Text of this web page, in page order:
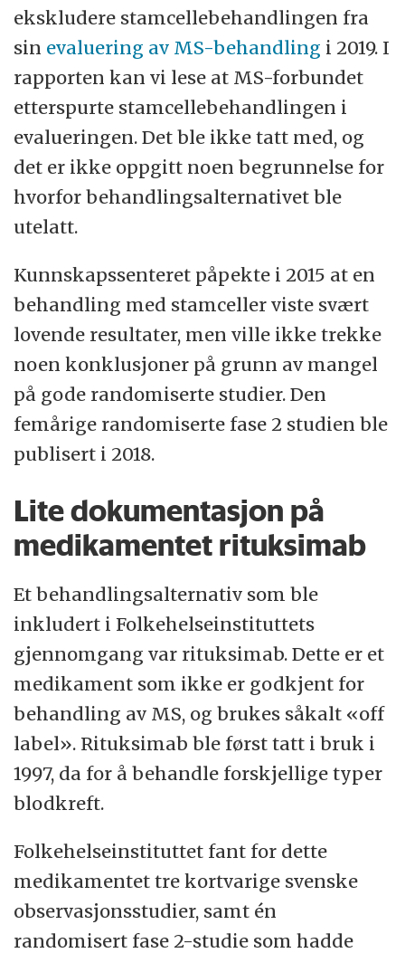
ekskludere stamcellebehandlingen fra
sin evaluering av MS-behandling i 2019. I
rapporten kan vi lese at MS-forbundet
etterspurte stamcellebehandlingen i
evalueringen. Det ble ikke tatt med, og
det er ikke oppgitt noen begrunnelse for
hvorfor behandlingsalternativet ble
utelatt.
Kunnskapssenteret påpekte i 2015 at en
behandling med stamceller viste svært
lovende resultater, men ville ikke trekke
noen konklusjoner på grunn av mangel
på gode randomiserte studier. Den
femårige randomiserte fase 2 studien ble
publisert i 2018.
Lite dokumentasjon på
medikamentet rituksimab
Et behandlingsalternativ som ble
inkludert i Folkehelseinstituttets
gjennomgang var rituksimab. Dette er et
medikament som ikke er godkjent for
behandling av MS, og brukes såkalt «off
label». Rituksimab ble først tatt i bruk i
1997, da for å behandle forskjellige typer
blodkreft.
Folkehelseinstituttet fant for dette
medikamentet tre kortvarige svenske
observasjonsstudier, samt én
randomisert fase 2-studie som hadde